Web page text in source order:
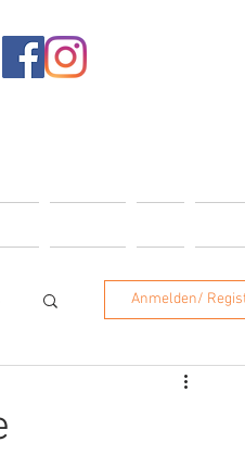
Anmelden/